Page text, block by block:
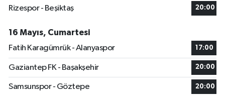
Rizespor - Beşiktaş
20:00
16 Mayıs, Cumartesi
Fatih Karagümrük - Alanyaspor
17:00
Gaziantep FK - Başakşehir 20:00
Samsunspor - Göztepe 20:00